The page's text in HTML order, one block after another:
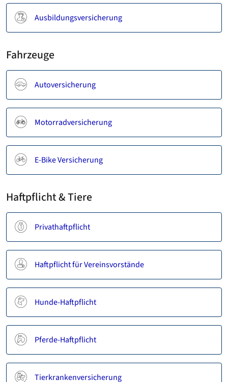
Ausbildungsversicherung
Fahrzeuge
Autoversicherung
Motorradversicherung
E-Bike Versicherung
Haftpflicht & Tiere
Privathaftpflicht
Haftpflicht für Vereinsvorstände
Hunde-Haftpflicht
Pferde-Haftpflicht
Tierkrankenversicherung